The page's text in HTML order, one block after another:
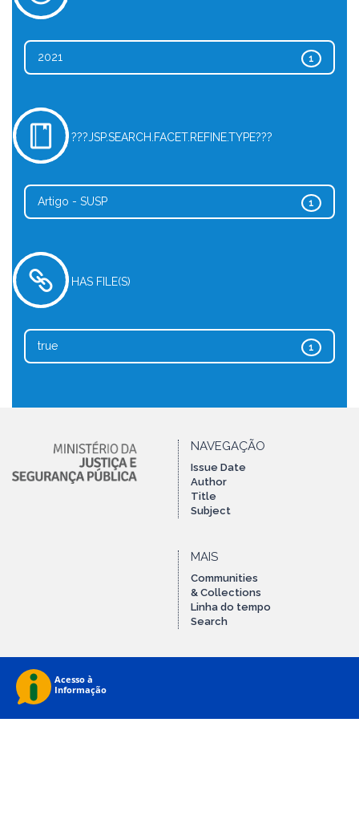
1
2021
???JSP.SEARCH.FACET.REFINE.TYPE???
1
Artigo - SUSP
HAS FILE(S)
1
true
NAVEGAÇÃO
Issue Date
Author
Title
Subject
MAIS
Communities
& Collections
Linha do tempo
Search